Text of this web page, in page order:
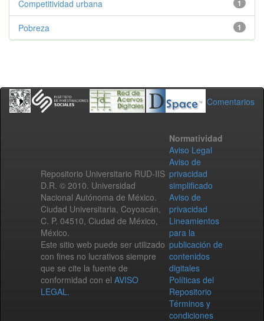
1
Competitividad urbana
1
Pobreza
Comentarios
Repositorio Universitario RUD-IIS
D.R. © 2010. Universidad
Nacional Autónoma de México.
Ciudad Universitaria, Coyoacán,
C. P. 04510, Ciudad de México,
México.
Este sitio web puede ser utilizado
con fines no lucrativos siempre
que se cite la fuente de
conformidad con el AVISO
LEGAL.
Normatividad
Aviso Legal
Aviso de
privacidad
simplificado
Aviso de
privacidad
Lineamientos
para la
publicación de
contenidos
digitales
Políticas del
Repositorio
Términos y
condiciones